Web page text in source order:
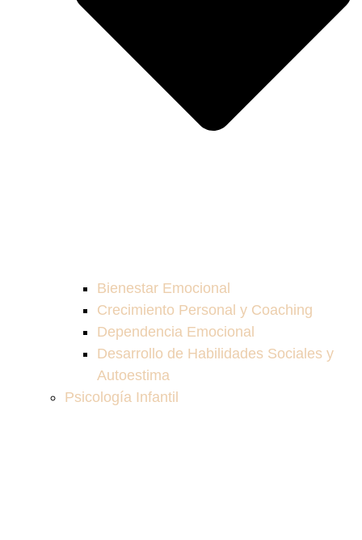
Bienestar Emocional
Crecimiento Personal y Coaching
Dependencia Emocional
Desarrollo de Habilidades Sociales y
Autoestima
Psicología Infantil